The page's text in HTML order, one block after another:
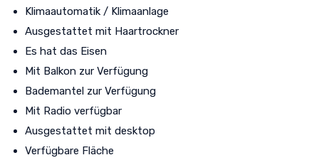
Klimaautomatik / Klimaanlage
Ausgestattet mit Haartrockner
Es hat das Eisen
Mit Balkon zur Verfügung
Bademantel zur Verfügung
Mit Radio verfügbar
Ausgestattet mit desktop
Verfügbare Fläche